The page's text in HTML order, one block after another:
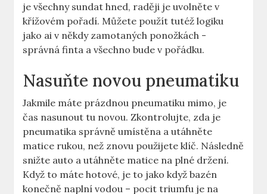
je ‍všechny sundat hned, raději je uvolněte v
křížovém pořadí. Můžete ⁣použít tutéž logiku
jako ai⁢ v někdy zamotaných ponožkách ​-
správná finta a všechno bude v pořádku.
Nasuňte novou pneumatiku
Jakmile máte prázdnou pneumatiku mimo, je
čas⁣ nasunout tu novou. Zkontrolujte, zda je
⁤pneumatika správně umístěna a utáhněte
matice rukou, než⁣ znovu použijete⁢ klíč. Následně
snižte auto a⁣ utáhněte matice na plné​ držení.
Když⁣ to máte​ hotové, je ‌to jako když bazén
konečně naplní vodou – pocit triumfu ‌je na